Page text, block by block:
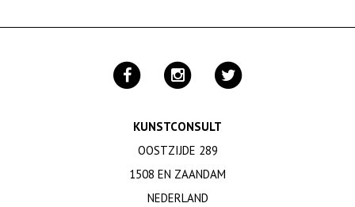
KUNSTCONSULT
OOSTZIJDE 289
1508 EN ZAANDAM
NEDERLAND